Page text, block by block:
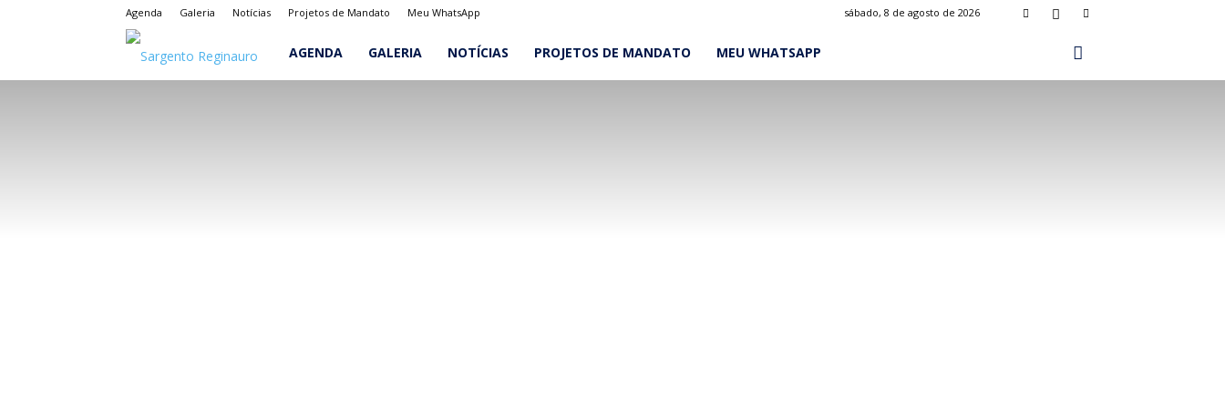
Agenda Galeria Notícias Projetos de Mandato Meu WhatsApp sábado, 8 de agosto de 2026
Sargento
AGENDA GALERIA NOTÍCIAS PROJETOS DE MANDATO MEU WHATSAPP